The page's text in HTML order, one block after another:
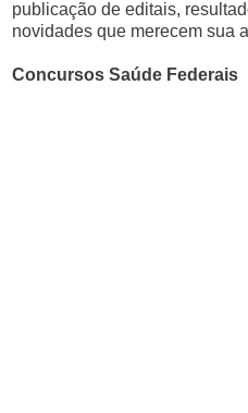
publicação de editais,
novidades que merecem sua
Concursos Saúde Federais